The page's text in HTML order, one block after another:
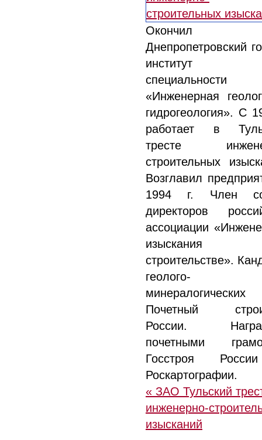
Окончил
Днепропетровский
институт
специальности
«Инженерная
гидрогеология». С
работает в
тресте
строительных
Возглавил
1994 г. Член
директоров
ассоциации
строительстве».
геолого-
минералогических
Почетный
России.
почетными
Госстроя
Роскартографии.
« ЗАО Тульский
инженерно-
изысканий